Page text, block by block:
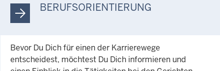
BERUFSORIENTIERUNG
Bevor Du Dich für einen der Karrierewege
entscheidest, möchtest Du Dich informieren und